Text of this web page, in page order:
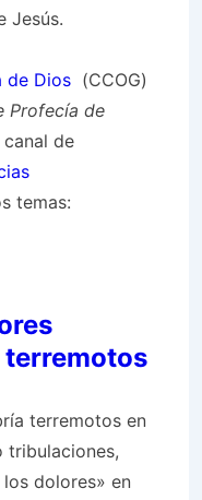
Jesús.
de Dios (CCOG)
Profecía de
de
temas:
terremotos en
tribulaciones,
dolores» en